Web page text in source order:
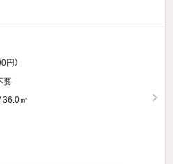
円）
要
36.0㎡